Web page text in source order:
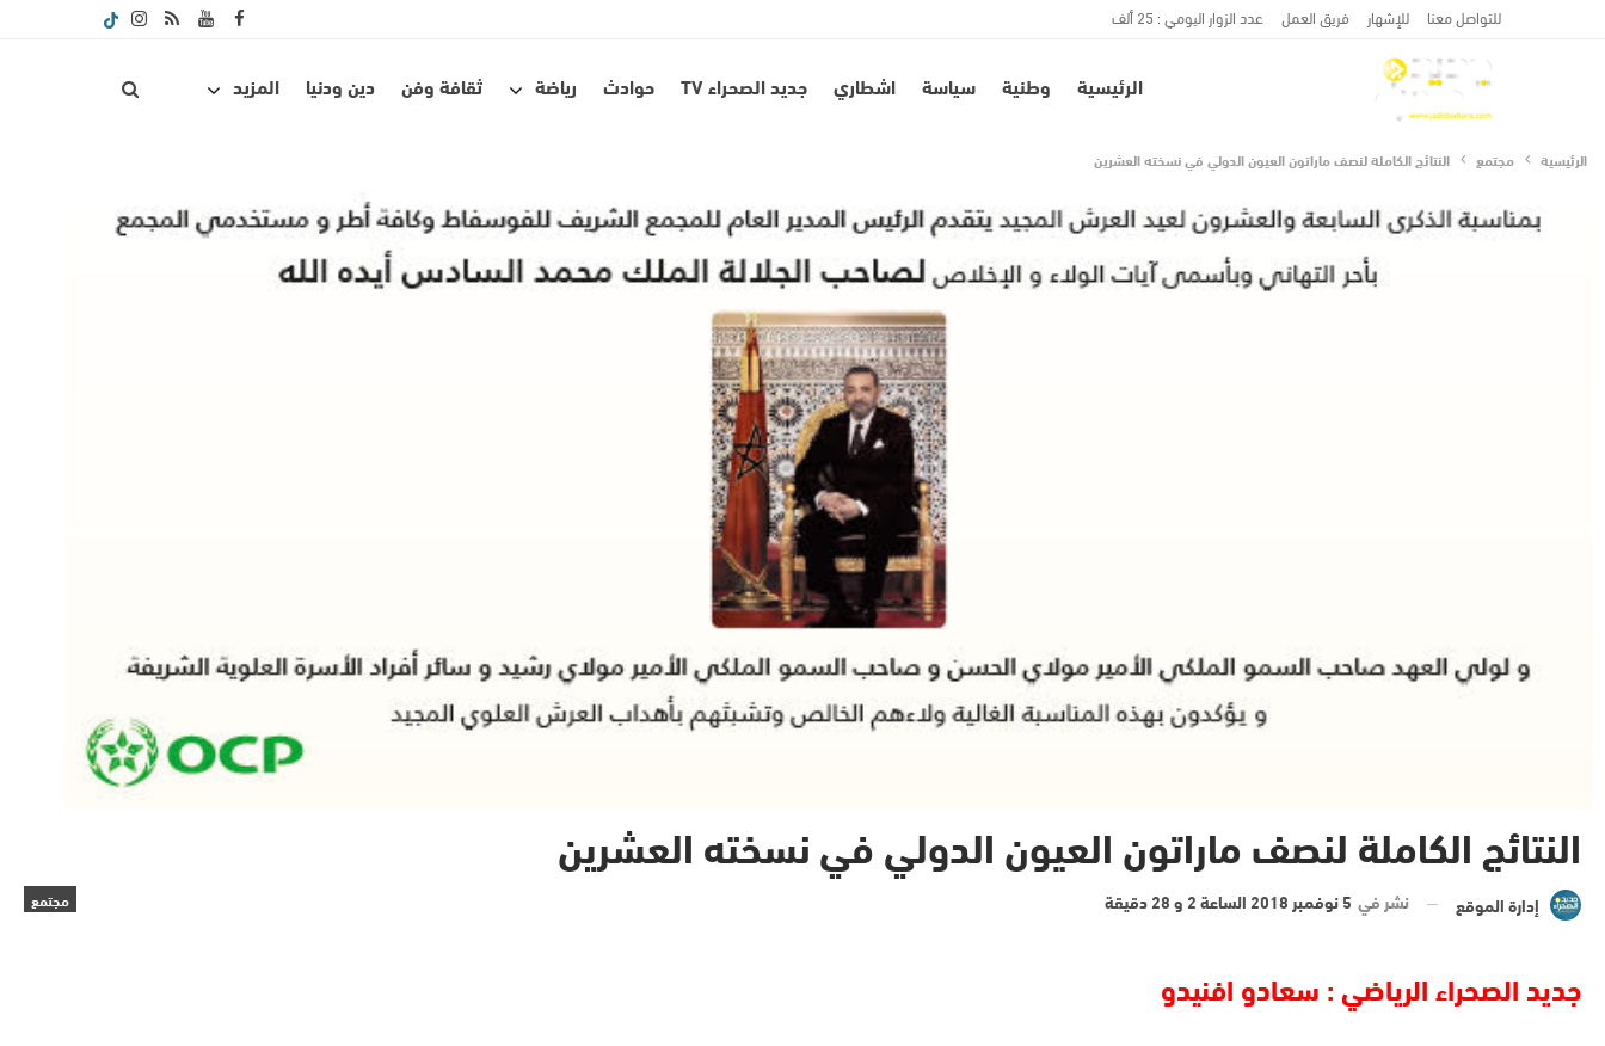
للتواصل معنا للإشهار فريق العمل عدد الزوار اليومي : 25 ألف
الرئيسية وطنية سياسة اشطاري جديد الصحراء TV حوادث رياضة ثقافة وفن دين ودنيا المزيد
الرئيسية مجتمع النتائج الكاملة لنصف ماراتون العيون الدولي في نسخته العشرين
النتائج الكاملة لنصف ماراتون العيون الدولي في نسخته العشرين
مجتمع إدارة الموقع نشر في 5 نوفمبر 2018 الساعة 2 و 28 دقيقة
جديد الصحراء الرياضي : سعادو افنيدو